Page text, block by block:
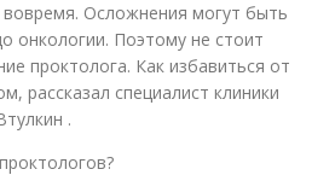
Осложнения могут быть
онкологии. Поэтому не стоит
проктолога. Как избавиться от
рассказал специалист клиники
.